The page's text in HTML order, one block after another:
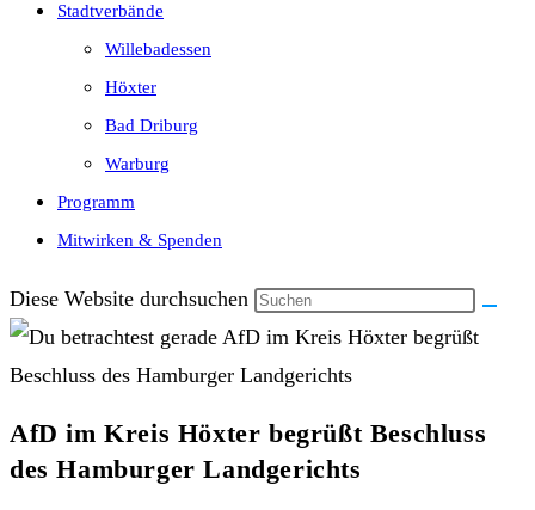
Stadtverbände
Willebadessen
Höxter
Bad Driburg
Warburg
Programm
Mitwirken & Spenden
Diese Website durchsuchen
AfD im Kreis Höxter begrüßt Beschluss
des Hamburger Landgerichts